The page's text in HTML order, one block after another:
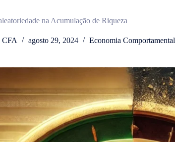
na Acumulação de Riqueza
CFA agosto 29, 2024 Economia Comportamental